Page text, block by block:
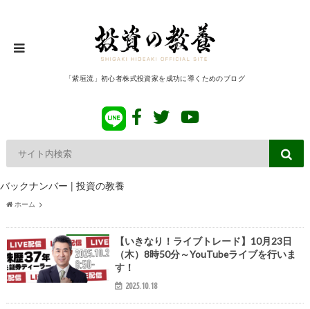
「紫垣流」初心者株式投資家を成功に導くためのブログ
バックナンバー | 投資の教養
ホーム
【いきなり！ライブトレード】10月23日
（木）8時50分～YouTubeライブを行いま
す！
2025.10.18